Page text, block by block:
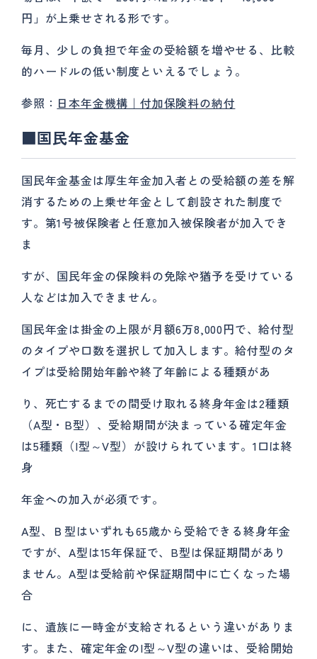
円」が上乗せされる形です。
毎月、少しの負担で年金の受給額を増やせる、比較
的ハードルの低い制度といえるでしょう。
参照： 日本年金機構｜付加保険料の納付
■国民年金基金
国民年金基金は厚生年金加入者との受給額の差を解
消するための上乗せ年金として創設された制度で
す。第1号被保険者と任意加入被保険者が加入でき
ま
すが、国民年金の保険料の免除や猶予を受けている
人などは加入できません。
国民年金は掛金の上限が月額6万8,000円で、給付型
のタイプや口数を選択して加入します。給付型のタ
イプは受給開始年齢や終了年齢による種類があ
り、死亡するまでの間受け取れる終身年金は2種類
（A型・B型）、受給期間が決まっている確定年金
は5種類（I型～V型）が設けられています。1口は終
身
年金への加入が必須です。
A型、Ｂ型はいずれも65歳から受給できる終身年金
ですが、A型は15年保証で、B型は保証期間があり
ません。A型は受給前や保証期間中に亡くなった場
合
に、遺族に一時金が支給されるという違いがありま
す。また、確定年金のI型～V型の違いは、受給開始